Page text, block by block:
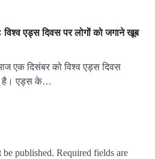
एड्स दिवस पर लोगों को जगाने खूब
एक दिसंबर को विश्व एड्स दिवस
है। एड्स के…
published. Required fields are